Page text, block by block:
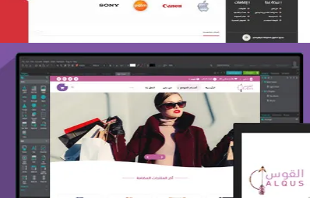
تصميم متجر القوس
التفاصيل